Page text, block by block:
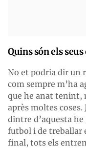
Quins són els
No et podria dir un
com sempre m’ha
que he anat tenint,
après moltes
dintre d’aquesta
futbol i de treballar
final, tots els